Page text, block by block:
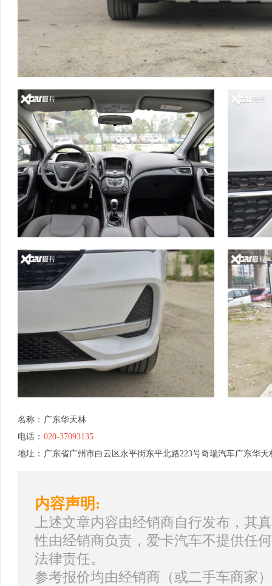
名称： 广东华天林
电话： 020-37093135
地址： 广东省广州市白云区永平街东平北路223号奇瑞汽车广东华天
内容声明:
上述文章内容由经销商自行发布，其
性由经销商负责，爱卡汽车不提供任
法律责任。
参考报价均由经销商（或二手车商家